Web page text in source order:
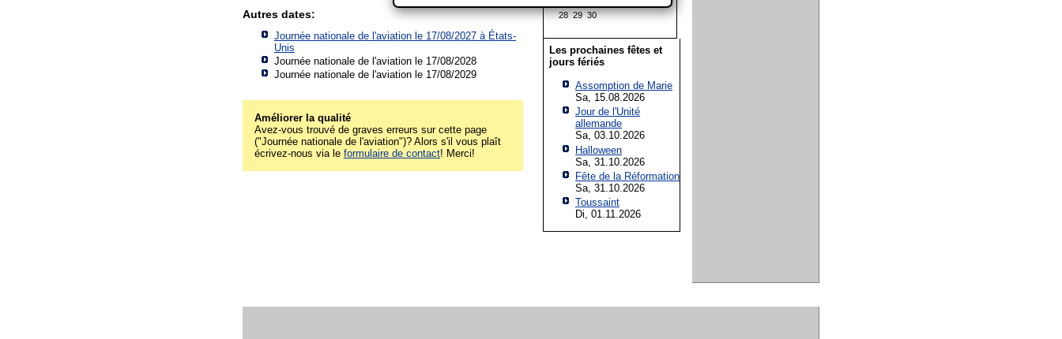
Autres dates:
Journée nationale de l'aviation le 17/08/2027 à États-
Unis
Journée nationale de l'aviation le 17/08/2028
Journée nationale de l'aviation le 17/08/2029
Améliorer la qualité
Avez-vous trouvé de graves erreurs sur cette page
("Journée nationale de l'aviation")? Alors s'il vous plaît
écrivez-nous via le formulaire de contact! Merci!
28 29 30
Les prochaines fêtes et
jours fériés
Assomption de Marie
Sa, 15.08.2026
Jour de l'Unité
allemande
Sa, 03.10.2026
Halloween
Sa, 31.10.2026
Fête de la Réformation
Sa, 31.10.2026
Toussaint
Di, 01.11.2026